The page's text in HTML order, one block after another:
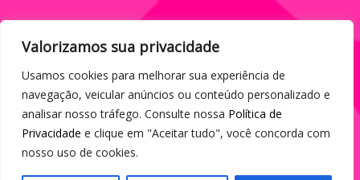
Valorizamos sua privacidade
Usamos cookies para melhorar sua experiência de
navegação, veicular anúncios ou conteúdo personalizado e
analisar nosso tráfego. Consulte nossa Política de
Privacidade e clique em "Aceitar tudo", você concorda com
nosso uso de cookies.
© 2023 por Agência Maples. Loja 1A99 Cada achado é um barato
– Todos os direitos reservados.